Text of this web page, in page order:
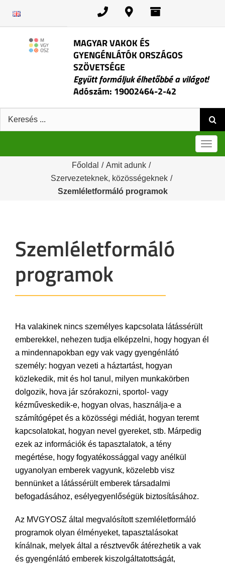
MAGYAR VAKOK ÉS
GYENGÉNLÁTÓK ORSZÁGOS
SZÖVETSÉGE
Együtt formáljuk élhetőbbé a világot!
Adószám: 19002464-2-42
Keresés:
Főoldal / Amit adunk /
Szervezeteknek, közösségeknek /
Szemléletformáló programok
Szemléletformáló
programok
Ha valakinek nincs személyes kapcsolata látássérült
emberekkel, nehezen tudja elképzelni, hogy hogyan él
a mindennapokban egy vak vagy gyengénlátó
személy: hogyan vezeti a háztartást, hogyan
közlekedik, mit és hol tanul, milyen munkakörben
dolgozik, hova jár szórakozni, sportol- vagy
kézműveskedik-e, hogyan olvas, használja-e a
számítógépet és a közösségi médiát, hogyan teremt
kapcsolatokat, hogyan nevel gyereket, stb. Márpedig
ezek az információk és tapasztalatok, a tény
megértése, hogy fogyatékossággal vagy anélkül
ugyanolyan emberek vagyunk, közelebb visz
bennünket a látássérült emberek társadalmi
befogadásához, esélyegyenlőségük biztosításához.
Az MVGYOSZ által megvalósított szemléletformáló
programok olyan élményeket, tapasztalásokat
kínálnak, melyek által a résztvevők átérezhetik a vak
és gyengénlátó emberek kiszolgáltatottságát,